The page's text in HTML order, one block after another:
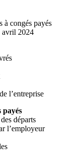
à congés payés
avril 2024
l’entreprise
payés
départs
l’employeur